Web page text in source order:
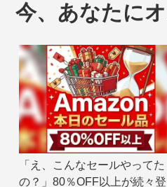
今、あなたに
「え、こんなセールやってた
の？」80％OFF以上が続々登